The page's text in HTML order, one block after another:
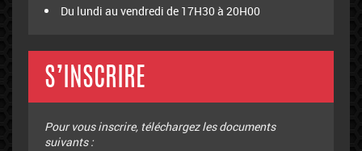
Du lundi au vendredi de 17H30 à 20H00
S’INSCRIRE
Pour vous inscrire, téléchargez les documents
suivants :